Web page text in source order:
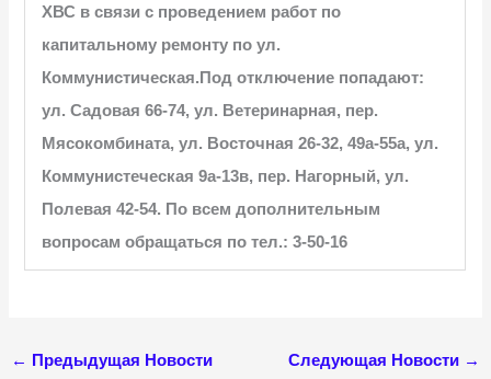
ХВС в связи с проведением работ по
капитальному ремонту по ул.
Коммунистическая.Под отключение попадают:
ул. Садовая 66-74, ул. Ветеринарная, пер.
Мясокомбината, ул. Восточная 26-32, 49а-55а, ул.
Коммунистеческая 9а-13в, пер. Нагорный, ул.
Полевая 42-54. По всем дополнительным
вопросам обращаться по тел.: 3-50-16
← Предыдущая Новости Следующая Новости →